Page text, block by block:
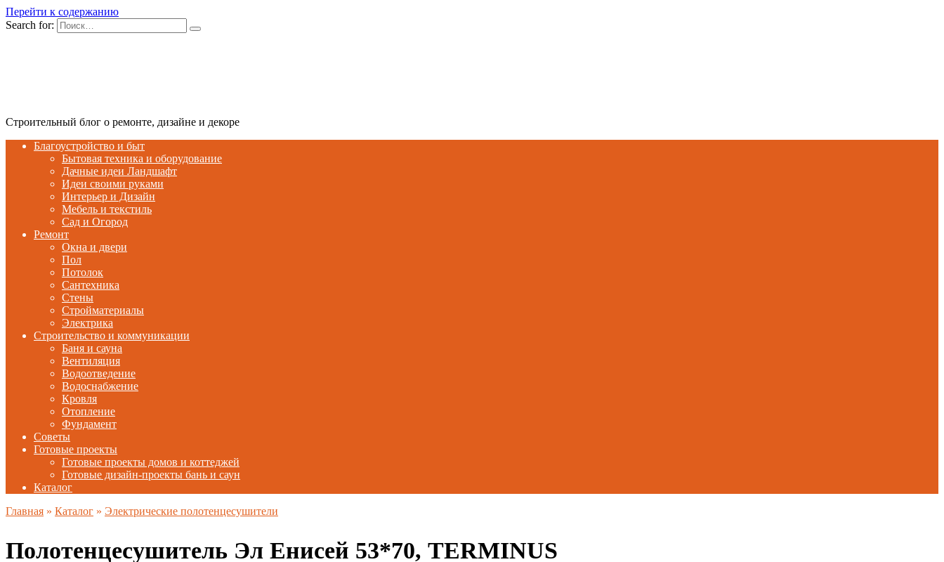
Перейти к содержанию
Search for:
Строительный блог о ремонте, дизайне и декоре
Благоустройство и быт
Бытовая техника и оборудование
Дачные идеи Ландшафт
Идеи своими руками
Интерьер и Дизайн
Мебель и текстиль
Сад и Огород
Ремонт
Окна и двери
Пол
Потолок
Сантехника
Стены
Стройматериалы
Электрика
Строительство и коммуникации
Баня и сауна
Вентиляция
Водоотведение
Водоснабжение
Кровля
Отопление
Фундамент
Советы
Готовые проекты
Готовые проекты домов и коттеджей
Готовые дизайн-проекты бань и саун
Каталог
Главная » Каталог » Электрические полотенцесушители
Полотенцесушитель Эл Енисей 53*70, TERMINUS